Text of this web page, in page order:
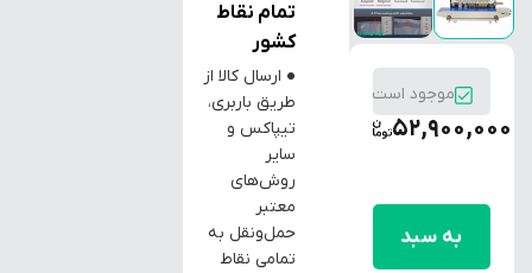
موجود است
52,900,000
به سبد
تمام نقاط
کشور
● ارسال کالا از
طریق باربری،
تیپاکس و
سایر
روش‌های
معتبر
حمل‌ونقل به
تمامی نقاط